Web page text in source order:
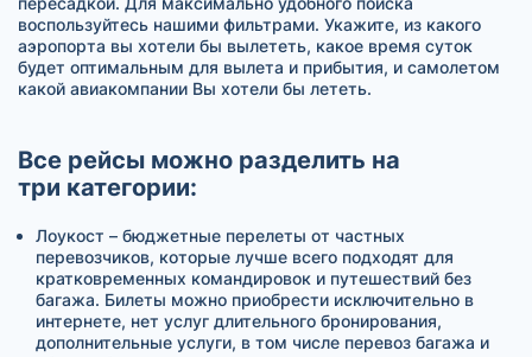
воспользуйтесь нашими фильтрами. Укажите, из какого
аэропорта вы хотели бы вылететь, какое время суток
будет оптимальным для вылета и прибытия, и самолетом
какой авиакомпании Вы хотели бы лететь.
Все рейсы можно разделить на
три категории:
Лоукост – бюджетные перелеты от частных
перевозчиков, которые лучше всего подходят для
кратковременных командировок и путешествий без
багажа. Билеты можно приобрести исключительно в
интернете, нет услуг длительного бронирования,
дополнительные услуги, в том числе перевоз багажа и